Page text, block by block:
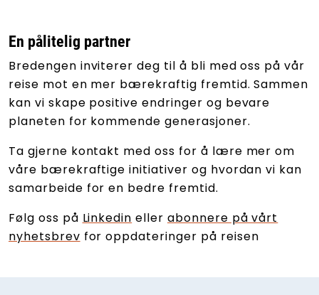
En pålitelig partner
Bredengen inviterer deg til å bli med oss på vår
reise mot en mer bærekraftig fremtid. Sammen
kan vi skape positive endringer og bevare
planeten for kommende generasjoner.
Ta gjerne kontakt med oss for å lære mer om
våre bærekraftige initiativer og hvordan vi kan
samarbeide for en bedre fremtid.
Følg oss på Linkedin eller abonnere på vårt
nyhetsbrev for oppdateringer på reisen